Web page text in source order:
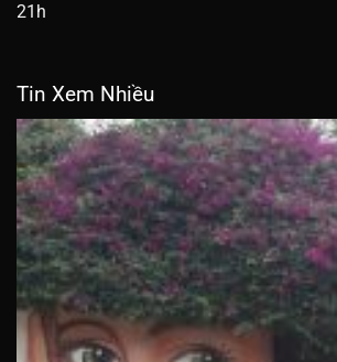
21h
Tin Xem Nhiều